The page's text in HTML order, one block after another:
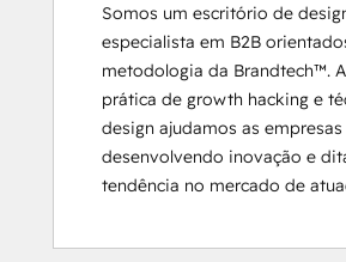
Platform Consulting
Revenue Operations
Salesforce Integration
Somos um escritório de
especialista em B2B
metodologia da Brandtech™.
prática de growth hacking e
design ajudamos as
desenvolvendo inovação e
tendência no mercado de